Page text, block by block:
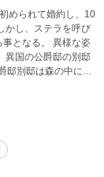
められて婚約し、10
。 異様な姿
来た。 だがス
され、ステラは公